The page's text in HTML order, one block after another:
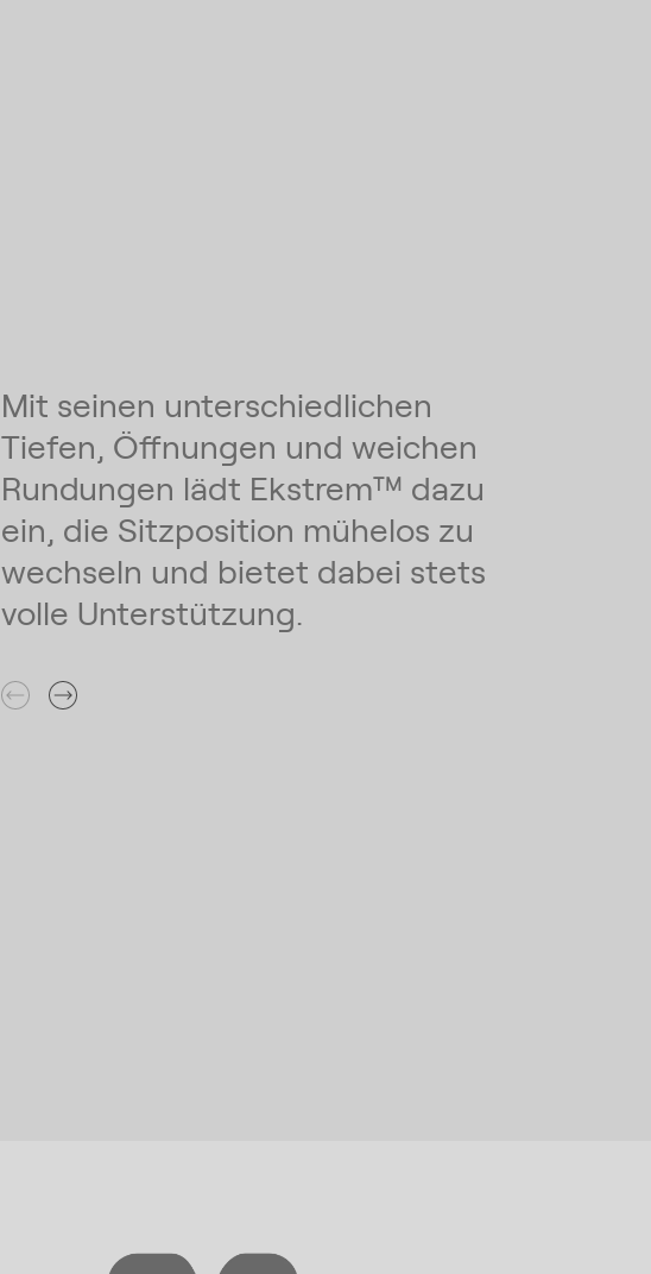
Mit seinen unterschiedlichen
Tiefen, Öffnungen und weichen
Rundungen lädt Ekstrem™ dazu
ein, die Sitzposition mühelos zu
wechseln und bietet dabei stets
volle Unterstützung.